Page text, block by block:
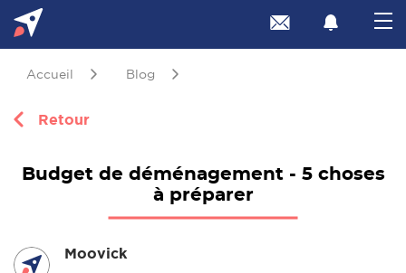
Accueil Blog
Retour
Budget de déménagement - 5 choses
à préparer
Moovick